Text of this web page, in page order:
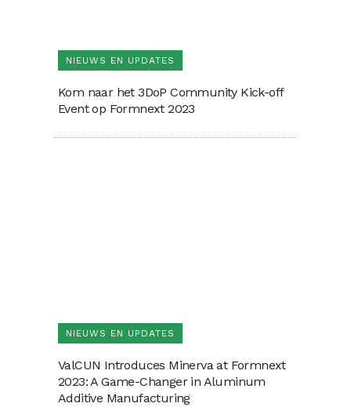
NIEUWS EN UPDATES
Kom naar het 3DoP Community Kick-off
Event op Formnext 2023
NIEUWS EN UPDATES
ValCUN Introduces Minerva at Formnext
2023: A Game-Changer in Aluminum
Additive Manufacturing